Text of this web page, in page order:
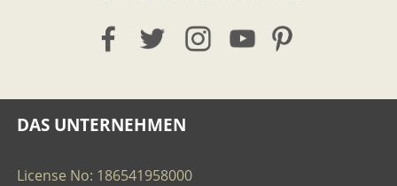
DAS UNTERNEHMEN
License No: 186541958000
GBP - £
m/km/m²
Deutsch